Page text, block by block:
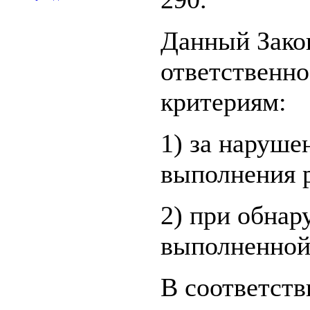
Данный
критериям:
1) за
выполнения
2) при
В